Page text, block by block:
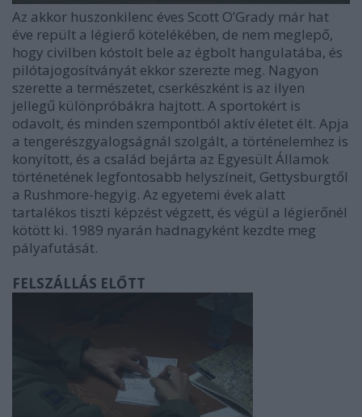
Az akkor huszonkilenc éves Scott O’Grady már hat
éve repült a légierő kötelékében, de nem meglepő,
hogy civilben kóstolt bele az égbolt hangulatába, és
pilótajogosítványát ekkor szerezte meg. Nagyon
szerette a természetet, cserkészként is az ilyen
jellegű különpróbákra hajtott. A sportokért is
odavolt, és minden szempontból aktív életet élt. Apja
a tengerészgyalogságnál szolgált, a történelemhez is
konyított, és a család bejárta az Egyesült Államok
történetének legfontosabb helyszíneit, Gettysburgtől
a Rushmore-hegyig. Az egyetemi évek alatt
tartalékos tiszti képzést végzett, és végül a légierőnél
kötött ki. 1989 nyarán hadnagyként kezdte meg
pályafutását.
FELSZÁLLÁS ELŐTT